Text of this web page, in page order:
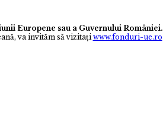
Europene sau a Guvernului României.
va invităm să vizitaţiwww.fonduri-ue.ro